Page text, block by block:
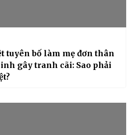
tuyên bố làm mẹ đơn thân
gây tranh cãi: Sao phải